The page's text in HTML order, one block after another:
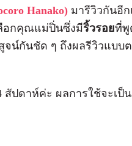
Hanako) มารีวิวกันอี
ลือกคุณแม่ปิ่นซึ่งมีริ้วรอยที่พู
น์กันชัด ๆ ถึงผลรีวิวแบบ
ปดาห์ค่ะ ผลการใช้จะเป็